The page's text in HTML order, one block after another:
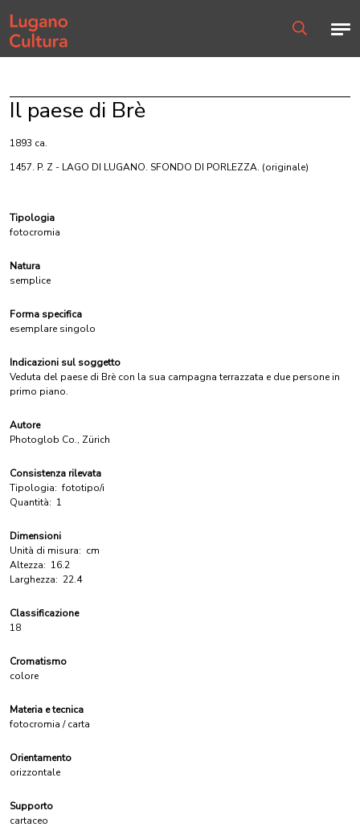
Home page
Il paese di Brè
1893 ca.
1457. P. Z - LAGO DI LUGANO. SFONDO DI PORLEZZA. (originale)
Tipologia
fotocromia
Natura
semplice
Forma specifica
esemplare singolo
Indicazioni sul soggetto
Veduta del paese di Brè con la sua campagna terrazzata e due persone in
primo piano.
Autore
Photoglob Co., Zürich
Consistenza rilevata
Tipologia: fototipo/i
Quantità: 1
Dimensioni
Unità di misura: cm
Altezza: 16.2
Larghezza: 22.4
Classificazione
18
Cromatismo
colore
Materia e tecnica
fotocromia / carta
Orientamento
orizzontale
Supporto
cartaceo